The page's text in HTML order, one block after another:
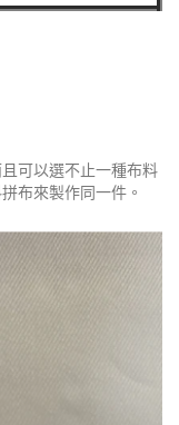
可以選不止一種布料
布來製作同一件。